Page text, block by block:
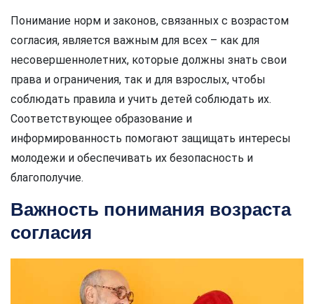
Понимание норм и законов, связанных с возрастом
согласия, является важным для всех – как для
несовершеннолетних, которые должны знать свои
права и ограничения, так и для взрослых, чтобы
соблюдать правила и учить детей соблюдать их.
Соответствующее образование и
информированность помогают защищать интересы
молодежи и обеспечивать их безопасность и
благополучие.
Важность понимания возраста
согласия